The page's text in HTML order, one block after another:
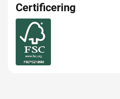
personaliseren, om functies
en om ons websiteverkeer te
informatie over uw gebruik van
partners voor social media,
partners kunnen deze
informatie die u aan ze heeft
Certificering